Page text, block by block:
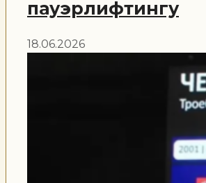
пауэрлифтингу
18.06.2026